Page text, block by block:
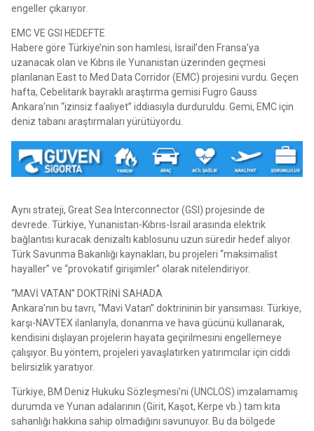
engeller çıkarıyor.
EMC VE GSI HEDEFTE
Habere göre Türkiye’nin son hamlesi, İsrail’den Fransa’ya
uzanacak olan ve Kıbrıs ile Yunanistan üzerinden geçmesi
planlanan East to Med Data Corridor (EMC) projesini vurdu. Geçen
hafta, Cebelitarık bayraklı araştırma gemisi Fugro Gauss
Ankara’nın “izinsiz faaliyet” iddiasıyla durduruldu. Gemi, EMC için
deniz tabanı araştırmaları yürütüyordu.
Aynı strateji, Great Sea Interconnector (GSI) projesinde de
devrede. Türkiye, Yunanistan-Kıbrıs-İsrail arasında elektrik
bağlantısı kuracak denizaltı kablosunu uzun süredir hedef alıyor.
Türk Savunma Bakanlığı kaynakları, bu projeleri “maksimalist
hayaller” ve “provokatif girişimler” olarak nitelendiriyor.
“MAVİ VATAN” DOKTRİNİ SAHADA
Ankara’nın bu tavrı, “Mavi Vatan” doktrininin bir yansıması. Türkiye,
karşı-NAVTEX ilanlarıyla, donanma ve hava gücünü kullanarak,
kendisini dışlayan projelerin hayata geçirilmesini engellemeye
çalışıyor. Bu yöntem, projeleri yavaşlatırken yatırımcılar için ciddi
belirsizlik yaratıyor.
Türkiye, BM Deniz Hukuku Sözleşmesi’ni (UNCLOS) imzalamamış
durumda ve Yunan adalarının (Girit, Kaşot, Kerpe vb.) tam kıta
sahanlığı hakkına sahip olmadığını savunuyor. Bu da bölgede